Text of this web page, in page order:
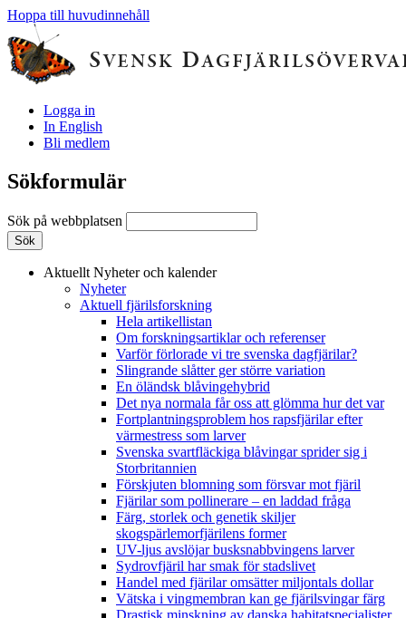
Hoppa till huvudinnehåll
Logga in
In English
Bli medlem
Sökformulär
Sök på webbplatsen
Aktuellt Nyheter och kalender
Nyheter
Aktuell fjärilsforskning
Hela artikellistan
Om forskningsartiklar och referenser
Varför förlorade vi tre svenska dagfjärilar?
Slingrande slåtter ger större variation
En öländsk blåvingehybrid
Det nya normala får oss att glömma hur det var
Fortplantningsproblem hos rapsfjärilar efter
värmestress som larver
Svenska svartfläckiga blåvingar sprider sig i
Storbritannien
Förskjuten blomning som försvar mot fjäril
Fjärilar som pollinerare – en laddad fråga
Färg, storlek och genetik skiljer
skogspärlemorfjärilens former
UV-ljus avslöjar busksnabbvingens larver
Sydrovfjäril har smak för stadslivet
Handel med fjärilar omsätter miljontals dollar
Vätska i vingmembran kan ge fjärilsvingar färg
Drastisk minskning av danska habitatspecialister